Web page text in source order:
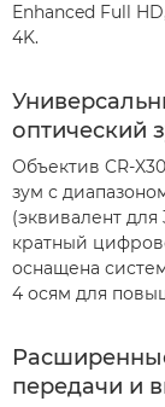
Enhanced Full
4K.
оптический
Объектив CR-
зум с
(эквивалент
кратный
оснащена
4 осям для
передачи и